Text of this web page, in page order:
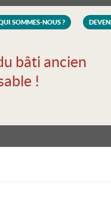
SOMMES-NOUS ?
bâti ancien
!